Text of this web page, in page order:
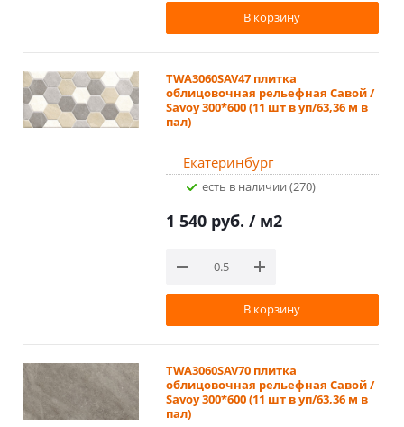
В корзину
TWA3060SAV47 плитка
облицовочная рельефная Савой /
Savoy 300*600 (11 шт в уп/63,36 м в
пал)
Екатеринбург
Есть в наличии (270)
1 540 руб. / м2
В корзину
TWA3060SAV70 плитка
облицовочная рельефная Савой /
Savoy 300*600 (11 шт в уп/63,36 м в
пал)